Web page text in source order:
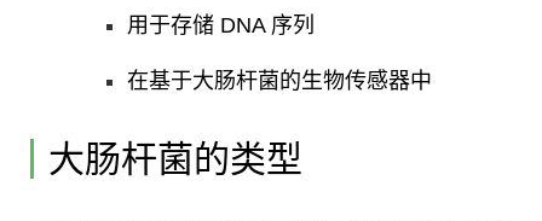
用于存储 DNA 序列
在基于大肠杆菌的生物传感器中
大肠杆菌的类型